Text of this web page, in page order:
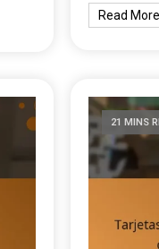
Read More
21 MINS